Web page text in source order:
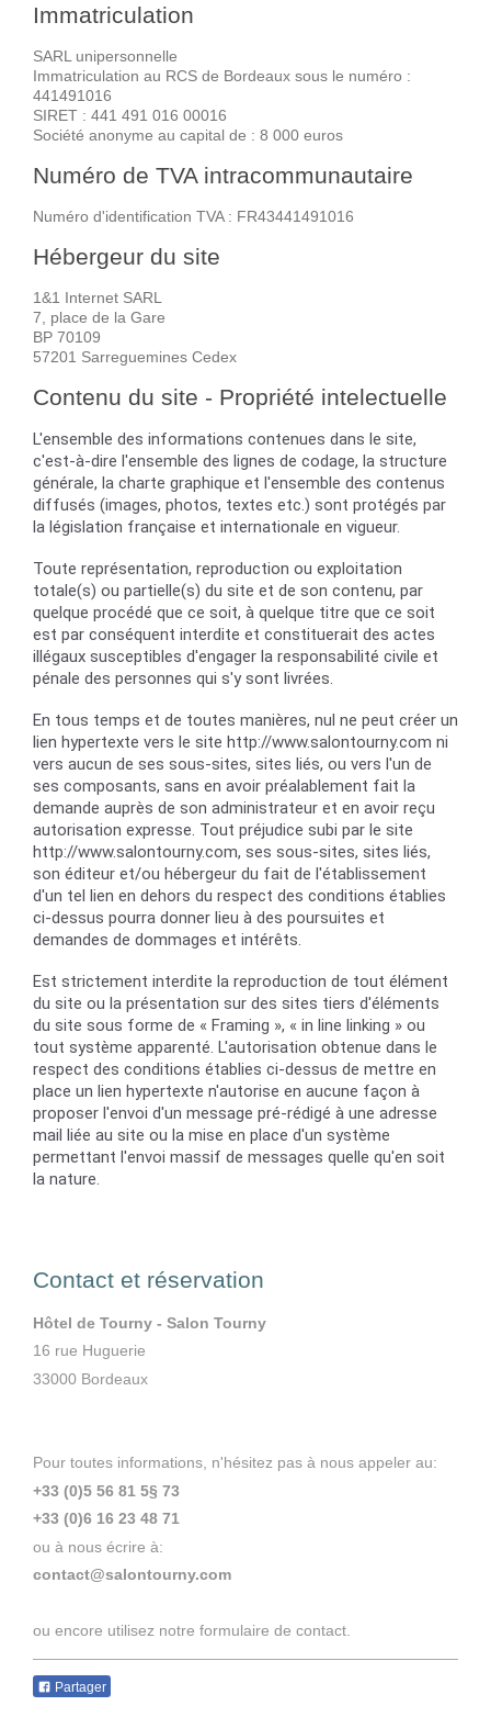
Immatriculation
SARL unipersonnelle
Immatriculation au RCS de Bordeaux sous le numéro :
441491016
SIRET : 441 491 016 00016
Société anonyme au capital de : 8 000 euros
Numéro de TVA intracommunautaire
Numéro d'identification TVA : FR43441491016
Hébergeur du site
1&1 Internet SARL
7, place de la Gare
BP 70109
57201 Sarreguemines Cedex
Contenu du site - Propriété intelectuelle
L'ensemble des informations contenues dans le site,
c'est-à-dire l'ensemble des lignes de codage, la structure
générale, la charte graphique et l'ensemble des contenus
diffusés (images, photos, textes etc.) sont protégés par
la législation française et internationale en vigueur.
Toute représentation, reproduction ou exploitation
totale(s) ou partielle(s) du site et de son contenu, par
quelque procédé que ce soit, à quelque titre que ce soit
est par conséquent interdite et constituerait des actes
illégaux susceptibles d'engager la responsabilité civile et
pénale des personnes qui s'y sont livrées.
En tous temps et de toutes manières, nul ne peut créer un
lien hypertexte vers le site http://www.salontourny.com ni
vers aucun de ses sous-sites, sites liés, ou vers l'un de
ses composants, sans en avoir préalablement fait la
demande auprès de son administrateur et en avoir reçu
autorisation expresse. Tout préjudice subi par le site
http://www.salontourny.com, ses sous-sites, sites liés,
son éditeur et/ou hébergeur du fait de l'établissement
d'un tel lien en dehors du respect des conditions établies
ci-dessus pourra donner lieu à des poursuites et
demandes de dommages et intérêts.
Est strictement interdite la reproduction de tout élément
du site ou la présentation sur des sites tiers d'éléments
du site sous forme de « Framing », « in line linking » ou
tout système apparenté. L'autorisation obtenue dans le
respect des conditions établies ci-dessus de mettre en
place un lien hypertexte n'autorise en aucune façon à
proposer l'envoi d'un message pré-rédigé à une adresse
mail liée au site ou la mise en place d'un système
permettant l'envoi massif de messages quelle qu'en soit
la nature.
Contact et réservation
Hôtel de Tourny - Salon Tourny
16 rue Huguerie
33000 Bordeaux
Pour toutes informations, n'hésitez pas à nous appeler au:
+33 (0)5 56 81 5§ 73
+33 (0)6 16 23 48 71
ou à nous écrire à:
contact@salontourny.com
ou encore utilisez notre formulaire de contact.
Partager